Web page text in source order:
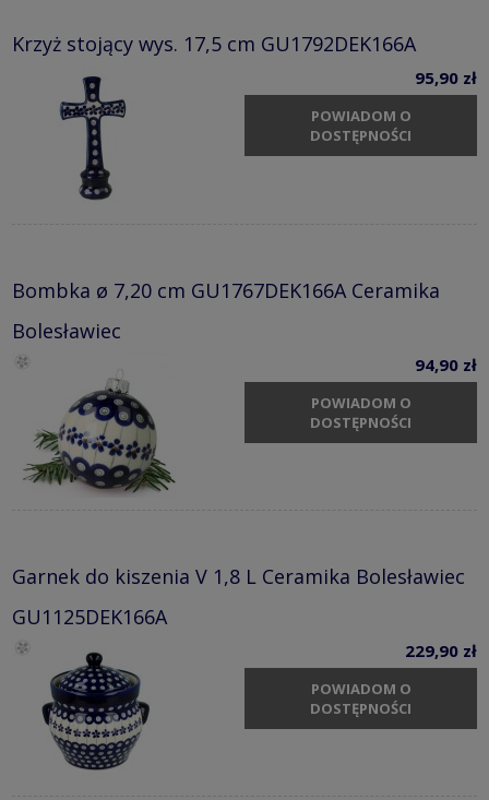
Krzyż stojący wys. 17,5 cm GU1792DEK166A
95,90 zł
POWIADOM O
DOSTĘPNOŚCI
Bombka ø 7,20 cm GU1767DEK166A Ceramika
Bolesławiec
94,90 zł
POWIADOM O
DOSTĘPNOŚCI
Garnek do kiszenia V 1,8 L Ceramika Bolesławiec
GU1125DEK166A
229,90 zł
POWIADOM O
DOSTĘPNOŚCI